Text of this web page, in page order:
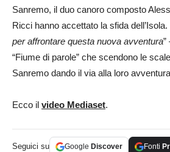
Sanremo, il duo canoro composto
Ricci hanno accettato la sfida dell’Isola.
per affrontare questa nuova avventura”
“Fiume di parole” che scendono le
Sanremo dando il via alla loro avventura
Ecco il video Mediaset.
Seguici su Google Discover Fonti